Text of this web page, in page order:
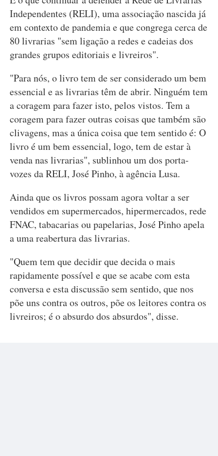
Independentes (RELI), uma associação nascida já
em contexto de pandemia e que congrega cerca de
80 livrarias "sem ligação a redes e cadeias dos
grandes grupos editoriais e livreiros".
"Para nós, o livro tem de ser considerado um bem
essencial e as livrarias têm de abrir. Ninguém tem
a coragem para fazer isto, pelos vistos. Tem a
coragem para fazer outras coisas que também são
clivagens, mas a única coisa que tem sentido é: O
livro é um bem essencial, logo, tem de estar à
venda nas livrarias", sublinhou um dos porta-
vozes da RELI, José Pinho, à agência Lusa.
Ainda que os livros possam agora voltar a ser
vendidos em supermercados, hipermercados, rede
FNAC, tabacarias ou papelarias, José Pinho apela
a uma reabertura das livrarias.
"Quem tem que decidir que decida o mais
rapidamente possível e que se acabe com esta
conversa e esta discussão sem sentido, que nos
põe uns contra os outros, põe os leitores contra os
livreiros; é o absurdo dos absurdos", disse.